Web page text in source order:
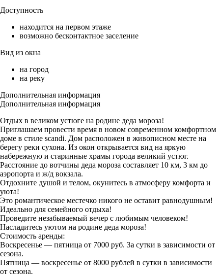
Доступность
находится на первом этаже
возможно бесконтактное заселение
Вид из окна
на город
на реку
Дополнительная информация
Дополнительная информация
Отдых в великом устюге на родине деда мороза!
Приглашаем провести время в новом современном комфортном
доме в стиле scandi. Дом расположен в живописном месте на
берегу реки сухона. Из окон открывается вид на яркую
набережную и старинные храмы города великий устюг.
Расстояние до вотчины деда мороза составляет 10 км, 3 км до
аэропорта и ж/д вокзала.
Отдохните душой и телом, окунитесь в атмосферу комфорта и
уюта!
Это романтическое местечко никого не оставит равнодушным!
Идеально для семейного отдыха!
Проведите незабываемый вечер с любимым человеком!
Насладитесь уютом на родине деда мороза!
Стоимость аренды:
Воскресенье — пятница от 7000 руб. За сутки в зависимости от
сезона.
Пятница — воскресенье от 8000 рублей в сутки в зависимости
от сезона.